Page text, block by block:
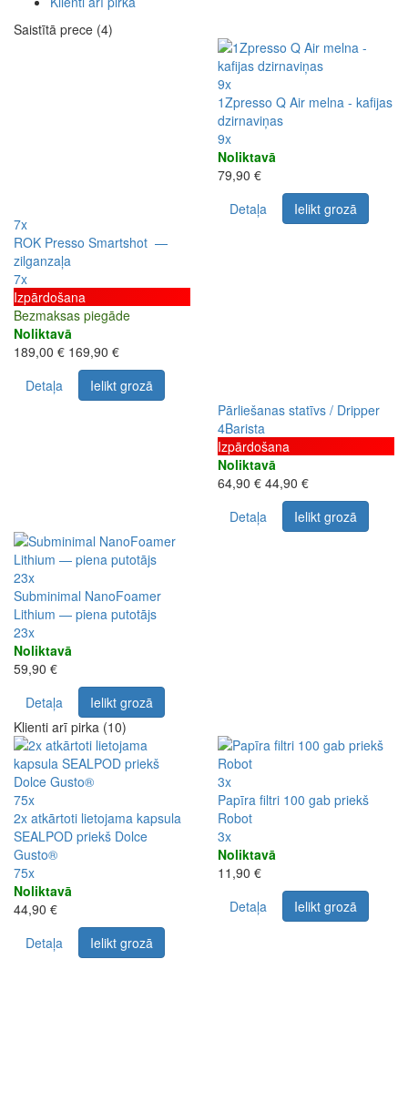
Saistītā prece (4)
7x
ROK Presso Smartshot —
zilganzaļa
7x
Izpārdošana
Bezmaksas piegāde
Noliktavā
189,00 € 169,90 €
Detaļa
Ielikt grozā
9x
1Zpresso Q Air melna - kafijas
dzirnaviņas
9x
Noliktavā
79,90 €
Detaļa
Ielikt grozā
Pārliešanas statīvs / Dripper
4Barista
Izpārdošana
Noliktavā
64,90 € 44,90 €
Detaļa
Ielikt grozā
23x
Subminimal NanoFoamer
Lithium — piena putotājs
23x
Noliktavā
59,90 €
Detaļa
Ielikt grozā
Klienti arī pirka (10)
75x
2x atkārtoti lietojama kapsula
SEALPOD priekš Dolce
Gusto®
75x
Noliktavā
44,90 €
Detaļa
Ielikt grozā
3x
Papīra filtri 100 gab priekš
Robot
3x
Noliktavā
11,90 €
Detaļa
Ielikt grozā